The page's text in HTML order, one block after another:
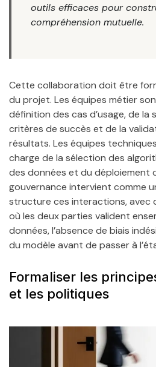
outils efficaces pour
compréhension mutuelle.
Cette collaboration doit être
du projet. Les équipes métier
définition des cas d’usage, de la
critères de succès et de la
résultats. Les équipes
charge de la sélection des
des données et du déploiement
gouvernance intervient comme
structure ces interactions, avec
où les deux parties valident
données, l’absence de biais
du modèle avant de passer à
Formaliser les
et les politiques